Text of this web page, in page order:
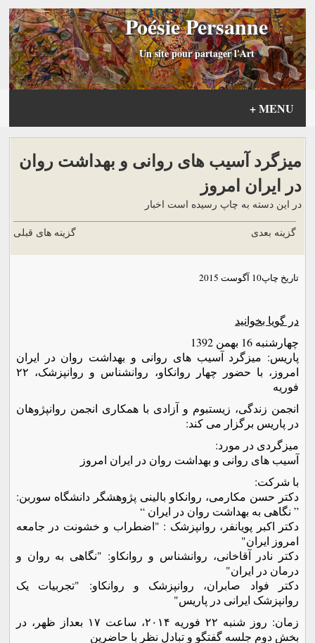
Poésie Persanne
Un site pour partager l'Art
MENU
+
ميزگرد آسيب های روانی و بهداشت روان
در ايران امروز
در این دسته به چاپ رسیده است اخبار
گزینه های قبلی گزینه بعدی
تاریخ چاپ10 آگوست 2015
در گویا بخوانید
چهارشنبه 16 بهمن 1392
پاريس: ميزگرد آسيب های روانی و بهداشت روان در ايران
امروز، با حضور چهار روانکاو، روانشناس و روانپزشک، ۲۲
فوريه
انجمن زندگی، زيستبوم و آزادی با همکاری انجمن روانپژوهان
در پاريس برگزار می کند:
ميزگردی در مورد:
آسيب های روانی و بهداشت روان در ايران امروز
با شرکت:
دکتر حسن مکارمی، روانکاو بالينی پژوهشگر دانشگاه سوربن:
” نگاهی به بهداشت روان در ايران “
دکتر اکبر پويانفر، روانپزشک : "اضطراب و خشونت در جامعه
امروز ايران"
دکتر نادر آقاخانی، روانشناس و روانکاو: "نگاهی به روان و
درمان در ايران"
دکتر فواد صابران، روانپزشک و روانکاو: "تجربيات يک
روانپزشک ايرانی در پاريس"
زمان: روز شنبه ۲۲ فوريه ۲۰۱۴، ساعت ۱۷ بعداز ظهر، در
بخش دوم جلسه گفتگو و تبادل نظر با حاضرين